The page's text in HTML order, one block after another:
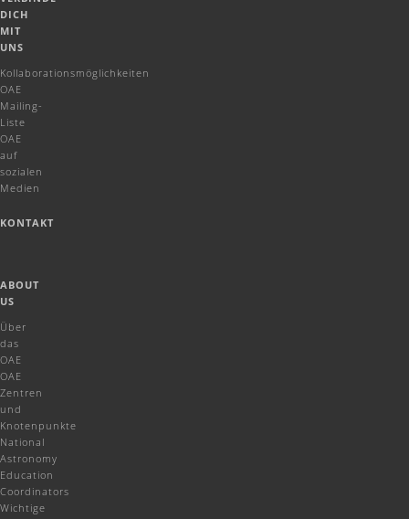
DICH
MIT
UNS
Kollaborationsmöglichkeiten
OAE
Mailing-
Liste
OAE
auf
sozialen
Medien
KONTAKT
ABOUT
US
Über
das
OAE
OAE
Zentren
und
Knotenpunkte
National
Astronomy
Education
Coordinators
Wichtige